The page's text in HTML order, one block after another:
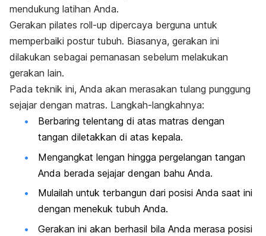
mendukung latihan Anda.
Gerakan pilates roll-up dipercaya berguna untuk
memperbaiki postur tubuh. Biasanya, gerakan ini
dilakukan sebagai pemanasan sebelum melakukan
gerakan lain.
Pada teknik ini, Anda akan merasakan tulang punggung
sejajar dengan matras. Langkah-langkahnya:
Berbaring telentang di atas matras dengan
tangan diletakkan di atas kepala.
Mengangkat lengan hingga pergelangan tangan
Anda berada sejajar dengan bahu Anda.
Mulailah untuk terbangun dari posisi Anda saat ini
dengan menekuk tubuh Anda.
Gerakan ini akan berhasil bila Anda merasa posisi